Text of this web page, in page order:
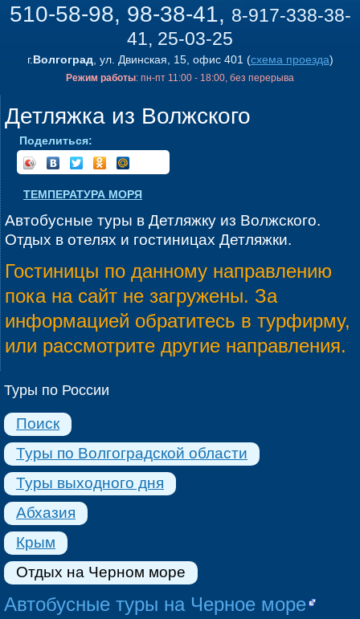
510-58-98, 98-38-41, 8-917-338-38-
41, 25-03-25
г.Волгоград, ул. Двинская, 15, офис 401 (схема проезда)
Режим работы: пн-пт 11:00 - 18:00, без перерыва
Детляжка из Волжского
Поделиться:
ТЕМПЕРАТУРА МОРЯ
Автобусные туры в Детляжку из Волжского.
Отдых в отелях и гостиницах Детляжки.
Гостиницы по данному направлению
пока на сайт не загружены. За
информацией обратитесь в турфирму,
или рассмотрите другие направления.
Туры по России
Поиск
Туры по Волгоградской области
Туры выходного дня
Абхазия
Крым
Отдых на Черном море
Автобусные туры на Черное море